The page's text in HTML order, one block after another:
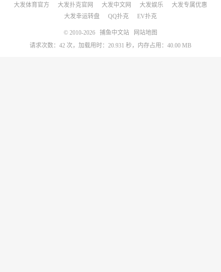
大发体育官方
大发扑克官网 大发中文网 大发娱乐
大发专属优惠
大发幸运转盘
QQ扑克 EV扑克
© 2010-2026 捕鱼中文站
网站地图
请求次数：42 次，加载用时：20.931 秒，内存占用：40.00 MB